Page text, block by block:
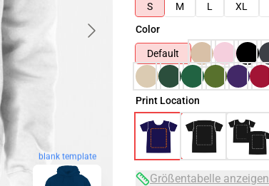
blank template
S
M L XL
Color
Default
Print Location
Größentabelle anzeigen